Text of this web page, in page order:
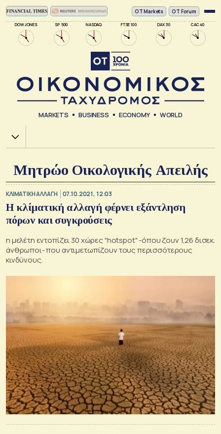
DOW JONES SP 500 NASDAQ FTSE 100 DAX 30 CAC 40
ΟΤ Markets OT Forum
MARKETS BUSINESS ECONOMY WORLD
Χ.Α.
Μητρώο Οικολογικής Απειλής
ΚΛΙΜΑΤΙΚΗ ΑΛΛΑΓΗ 07.10.2021, 12:03
Η κλίματική αλλαγή φέρνει εξάντληση
πόρων και συγκρούσεις
η μελέτη εντοπίζει 30 χώρες "hotspot" -όπου ζουν 1,26 δισεκ.
άνθρωποι- που αντιμετωπίζουν τους περισσότερους
κινδύνους.